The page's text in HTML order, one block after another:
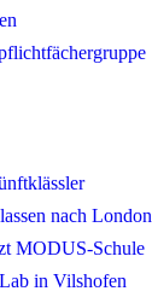
nach London
MODUS-Schule
in Vilshofen